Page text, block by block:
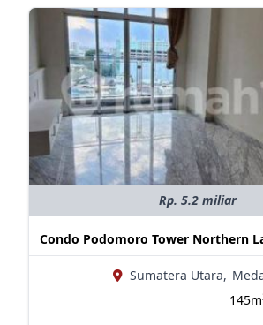
Rp. 5.2 miliar
Condo Podomoro Tower Northern
Sumatera Utara,
145m